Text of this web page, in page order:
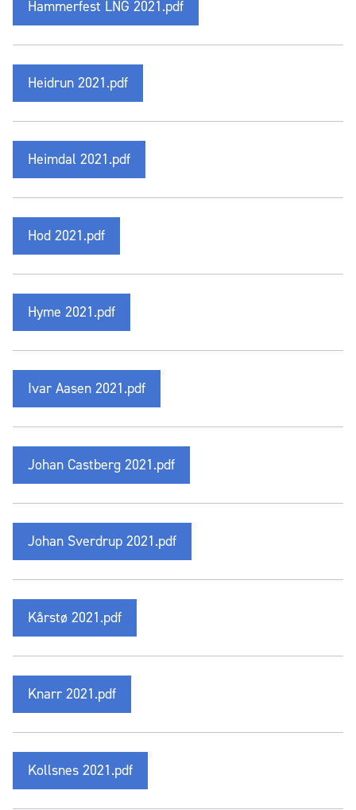
Hammerfest LNG 2021.pdf
Heidrun 2021.pdf
Heimdal 2021.pdf
Hod 2021.pdf
Hyme 2021.pdf
Ivar Aasen 2021.pdf
Johan Castberg 2021.pdf
Johan Sverdrup 2021.pdf
Kårstø 2021.pdf
Knarr 2021.pdf
Kollsnes 2021.pdf